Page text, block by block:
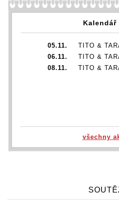
Kalendář
05.11.
TITO &
06.11.
TITO &
08.11.
TITO &
všechny